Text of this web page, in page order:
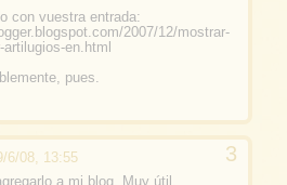
con vuestra entrada:
2007/12/mostrar-
en.html
pues.
6/08, 13:55
a mi blog. Muy útil,